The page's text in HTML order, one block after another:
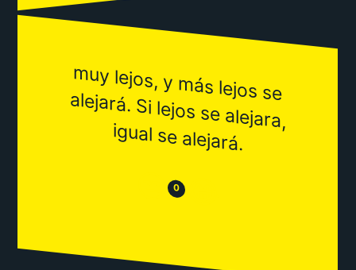
m
uy lejos, y m
ás lejos se
alejará. Si lejos se alejara,
igual se alejará.
😒 0 😂